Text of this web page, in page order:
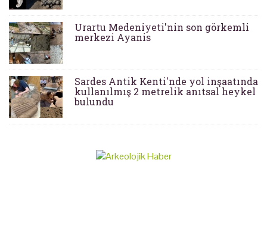
Urartu Medeniyeti'nin son görkemli
merkezi Ayanis
Sardes Antik Kenti'nde yol inşaatında
kullanılmış 2 metrelik anıtsal heykel
bulundu